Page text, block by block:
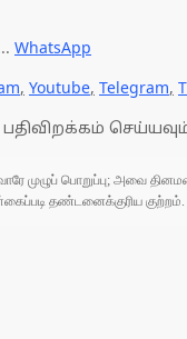
WhatsApp
, Youtube, Telegram,
பதிவிறக்கம்
முழுப் பொறுப்பு; அவை
தண்டனைக்குரிய குற்றம்.